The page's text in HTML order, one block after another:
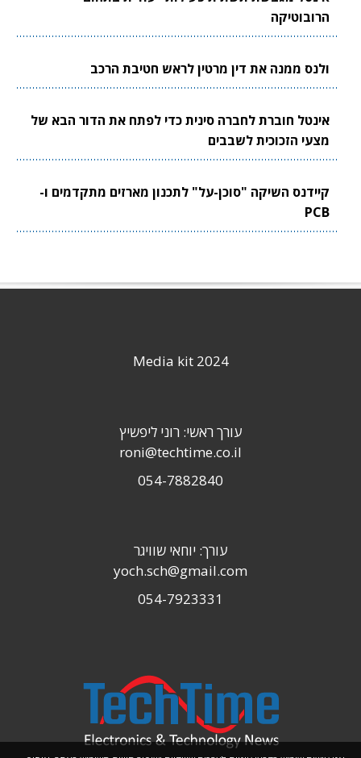
הרובוטיקה
ולנס ממנה את דין מרטין לראש חטיבת הרכב
אינטל חוברת לחברה סינית כדי לפתח את הדור הבא של
מצעי הזכוכית לשבבים
קיידנס השיקה "סוכן-על" לתכנון מארזים מתקדמים ו-
PCB
Media kit 2024
עורך ראשי: רוני ליפשיץ
roni@techtime.co.il
054-7882840
עורך: יוחאי שוויגר
yoch.sch@gmail.com
054-7923331